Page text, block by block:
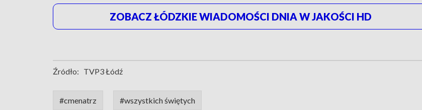
ZOBACZ ŁÓDZKIE WIADOMOŚCI DNIA W JAKOŚCI HD
Źródło: TVP3 Łódź
#cmenatrz #wszystkich świętych